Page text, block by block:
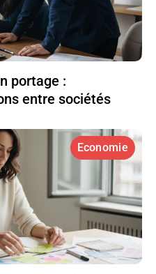
portage :
entre sociétés
Economie